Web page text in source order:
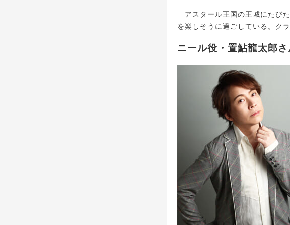
アスタール王国の王城にたび
を楽しそうに過ごしている。ク
ニール役・置鮎龍太郎さ